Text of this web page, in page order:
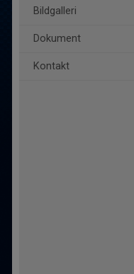
Bildgalleri
Dokument
Kontakt